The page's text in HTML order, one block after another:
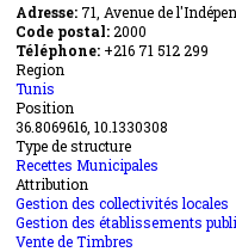
Adresse: 71, Avenue de
Code postal:2000
Téléphone: +216 71 512 299
Region
Tunis
Position
36.8069616, 10.1330308
Type de structure
Recettes Municipales
Attribution
Gestion des collectivités locales
Gestion des établissements
Vente de Timbres